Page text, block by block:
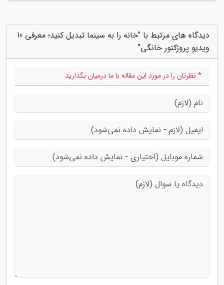
دیدگاه های مرتبط با "خانه را به سینما تبدیل کنید؛ معرفی 10
ویدیو پروژکتور خانگی"
* نظرتان را در مورد این مقاله با ما درمیان بگذارید